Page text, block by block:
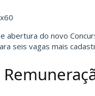
abertura do novo
seis vagas mais